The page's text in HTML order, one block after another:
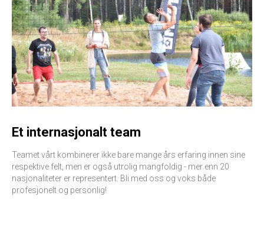
Et internasjonalt team
Teamet vårt kombinerer ikke bare mange års erfaring innen sine
respektive felt, men er også utrolig mangfoldig - mer enn 20
nasjonaliteter er representert. Bli med oss og voks både
profesjonelt og personlig!